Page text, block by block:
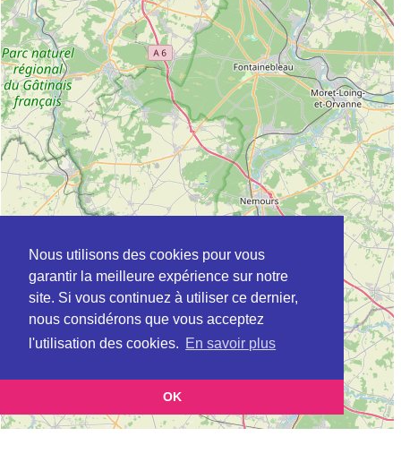
Nous utilisons des cookies pour vous
garantir la meilleure expérience sur notre
site. Si vous continuez à utiliser ce dernier,
nous considérons que vous acceptez
l'utilisation des cookies. En savoir plus
OK